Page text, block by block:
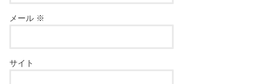
メール ※
サイト